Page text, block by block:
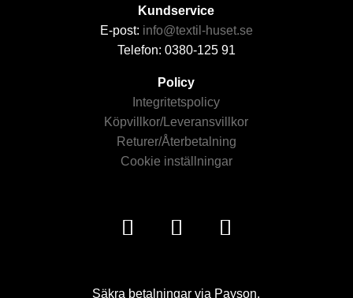
Kundservice
E-post: info@textil-huset.se
Telefon: 0380-125 91
Policy
Integritetspolicy
Köpvillkor/Leveransvillkor
Returer/Återbetalning
Cookie inställningar
Säkra betalningar via Payson.